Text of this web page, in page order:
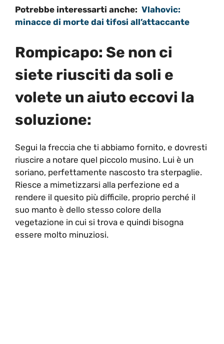
Potrebbe interessarti anche: Vlahovic:
minacce di morte dai tifosi all’attaccante
Rompicapo: Se non ci
siete riusciti da soli e
volete un aiuto eccovi la
soluzione:
Segui la freccia che ti abbiamo fornito, e dovresti
riuscire a notare quel piccolo musino. Lui è un
soriano, perfettamente nascosto tra sterpaglie.
Riesce a mimetizzarsi alla perfezione ed a
rendere il quesito più difficile, proprio perché il
suo manto è dello stesso colore della
vegetazione in cui si trova e quindi bisogna
essere molto minuziosi.